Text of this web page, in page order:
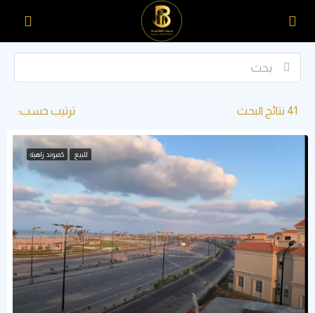
41 نتائج البحث ترتيب حسب:
للبيع كمبوند زاهية